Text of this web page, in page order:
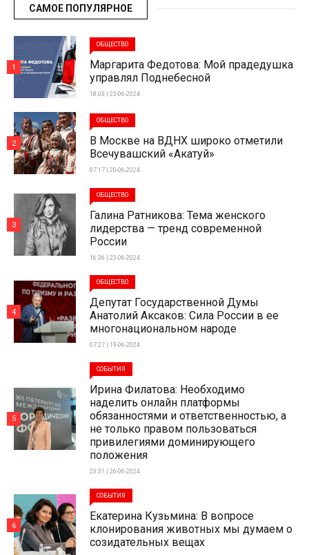
САМОЕ ПОПУЛЯРНОЕ
ОБЩЕСТВО
Маргарита Федотова: Мой прадедушка
управлял Поднебесной
18:03 | 23-06-2024
1
ОБЩЕСТВО
В Москве на ВДНХ широко отметили
Всечувашский «Акатуй»
07:17 | 20-06-2024
2
ОБЩЕСТВО
Галина Ратникова: Тема женского
лидерства — тренд современной
России
16:36 | 23-06-2024
3
ОБЩЕСТВО
Депутат Государственной Думы
Анатолий Аксаков: Сила России в ее
многонациональном народе
07:27 | 19-06-2024
4
СОБЫТИЯ
Ирина Филатова: Необходимо
наделить онлайн платформы
обязанностями и ответственностью, а
не только правом пользоваться
привилегиями доминирующего
положения
23:31 | 26-06-2024
5
СОБЫТИЯ
Екатерина Кузьмина: В вопросе
клонирования животных мы думаем о
созидательных вещах
6